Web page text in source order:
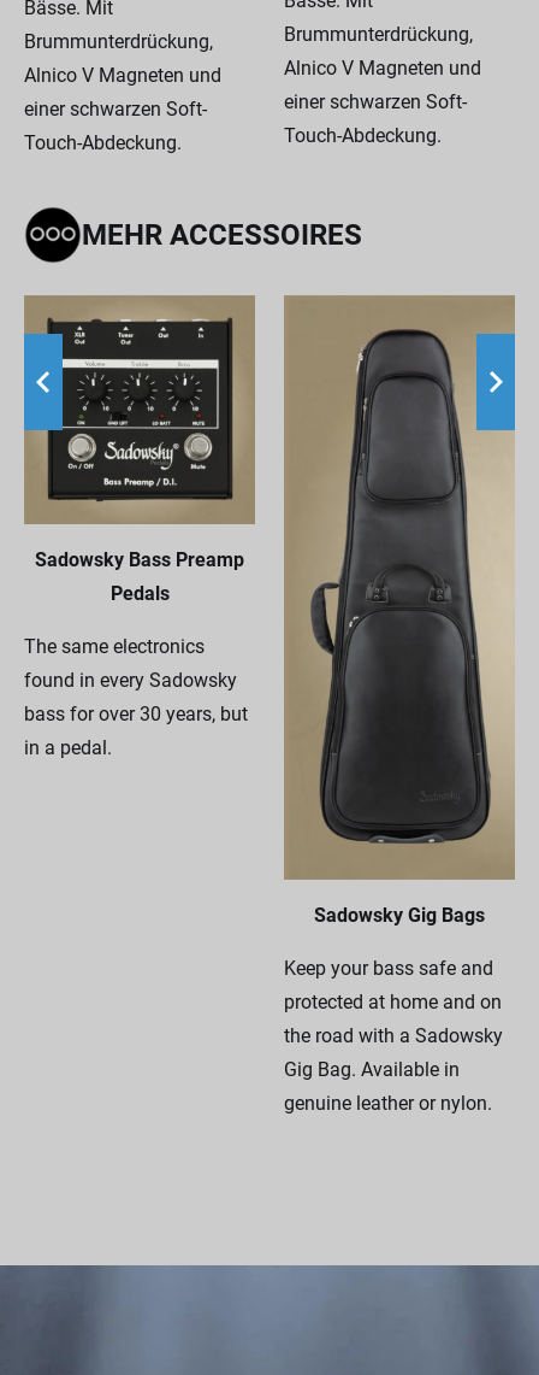
Bässe. Mit
Brummunterdrückung,
Alnico V Magneten und
einer schwarzen Soft-
Touch-Abdeckung.
Brummunterdrückung,
Alnico V Magneten und
einer schwarzen Soft-
Touch-Abdeckung.
MEHR ACCESSOIRES
Sadowsky Bass Preamp
Pedals
The same electronics
found in every Sadowsky
bass for over 30 years, but
in a pedal.
Sadowsky Gig Bags
Keep your bass safe and
protected at home and on
the road with a Sadowsky
Gig Bag. Available in
genuine leather or nylon.